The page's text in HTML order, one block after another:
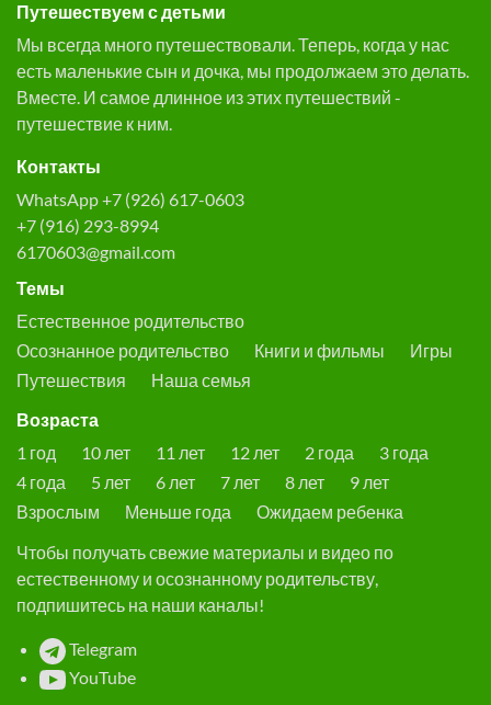
Путешествуем с детьми
Мы всегда много путешествовали. Теперь, когда у нас
есть маленькие сын и дочка, мы продолжаем это делать.
Вместе. И самое длинное из этих путешествий -
путешествие к ним.
Контакты
WhatsApp +7 (926) 617-0603
+7 (916) 293-8994
6170603@gmail.com
Темы
Естественное родительство
Осознанное родительство
Книги и фильмы
Игры
Путешествия
Наша семья
Возраста
1 год
10 лет 11 лет 12 лет 2 года
3 года
4 года
5 лет 6 лет 7 лет 8 лет
9 лет
Взрослым
Меньше года
Ожидаем ребенка
Чтобы получать свежие материалы и видео по
естественному и осознанному родительству,
подпишитесь на наши каналы!
Telegram
YouTube